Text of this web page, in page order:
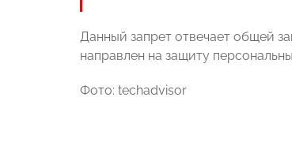
Данный запрет отвечает общей
направлен на защиту
Фото: techadvisor